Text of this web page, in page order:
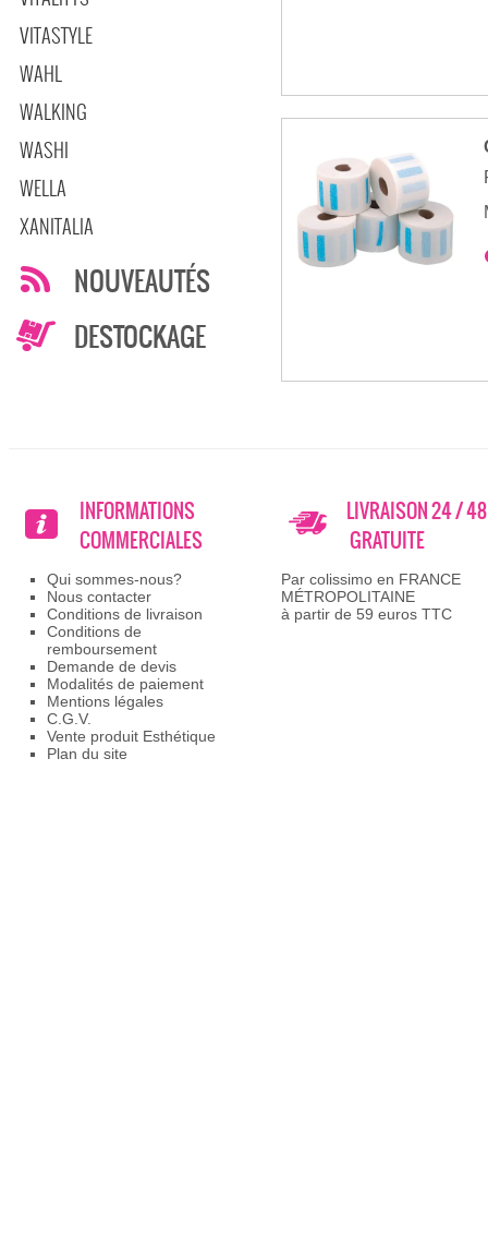
VITASTYLE
WAHL
WALKING
WASHI
WELLA
XANITALIA
NOUVEAUTÉS
DESTOCKAGE
INFORMATIONS
COMMERCIALES
Qui sommes-nous?
Nous contacter
Conditions de livraison
Conditions de
remboursement
Demande de devis
Modalités de paiement
Mentions légales
C.G.V.
Vente produit Esthétique
Plan du site
LIVRAISON 24 /
GRATUITE
Par colissimo en FRANCE
MÉTROPOLITAINE
à partir de 59 euros TTC